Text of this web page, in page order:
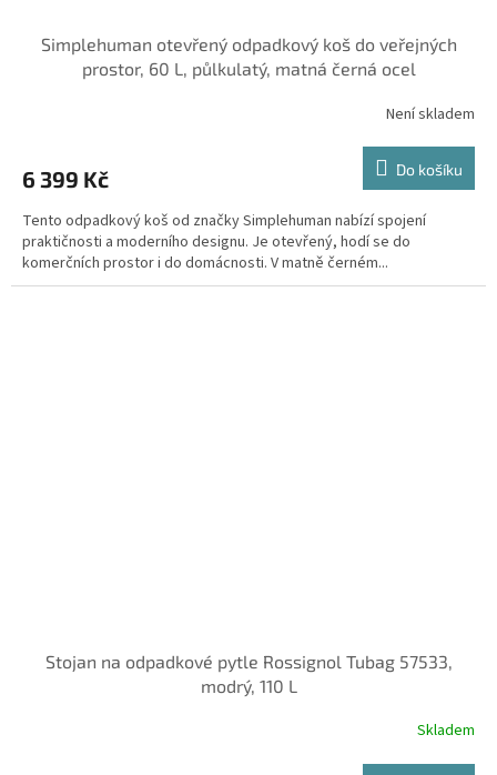
Simplehuman otevřený odpadkový koš do veřejných
prostor, 60 L, půlkulatý, matná černá ocel
Není skladem
6 399 Kč Do košíku
Tento odpadkový koš od značky Simplehuman nabízí spojení
praktičnosti a moderního designu. Je otevřený, hodí se do
komerčních prostor i do domácnosti. V matně černém...
Stojan na odpadkové pytle Rossignol Tubag 57533,
modrý, 110 L
Skladem